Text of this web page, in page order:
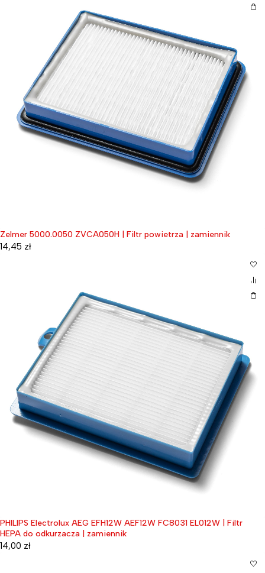
Zelmer 5000.0050 ZVCA050H | Filtr powietrza | zamiennik
14,45 zł
PHILIPS Electrolux AEG EFH12W AEF12W FC8031 EL012W | Filtr
HEPA do odkurzacza | zamiennik
14,00 zł